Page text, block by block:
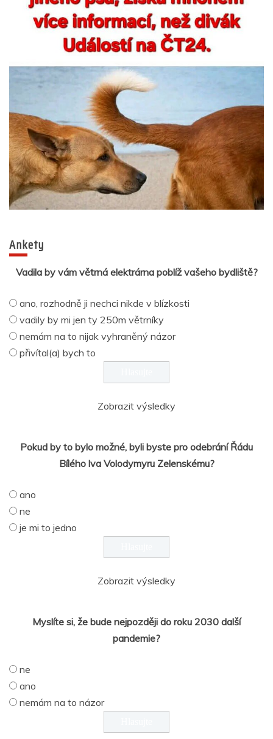
Ankety
Vadila by vám větrná elektrárna poblíž vašeho bydliště?
ano, rozhodně ji nechci nikde v blízkosti
vadily by mi jen ty 250m větrníky
nemám na to nijak vyhraněný názor
přivítal(a) bych to
Zobrazit výsledky
Pokud by to bylo možné, byli byste pro odebrání Řádu
Bílého lva Volodymyru Zelenskému?
ano
ne
je mi to jedno
Zobrazit výsledky
Myslíte si, že bude nejpozději do roku 2030 další
pandemie?
ne
ano
nemám na to názor